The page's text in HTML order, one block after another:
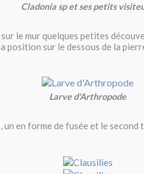
Cladonia sp et ses petits
le mur quelques petites
position sur le dessous de la
Larve d'Arthropode
en forme de fusée et le second